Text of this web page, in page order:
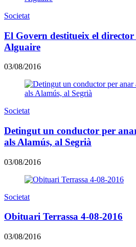
Societat
El Govern destitueix el
Alguaire
03/08/2016
Societat
Detingut un conductor per
als Alamús, al Segrià
03/08/2016
Societat
Obituari Terrassa 4-08-2016
03/08/2016